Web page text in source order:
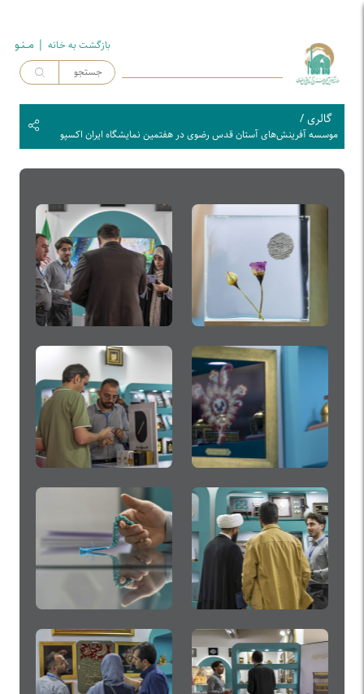
بازگشت به خـانه | مــنـو
گالری/
موسسه آفرینش‌های آستان قدس رضوی در هفتمین نمایشگاه ایران اکسپو